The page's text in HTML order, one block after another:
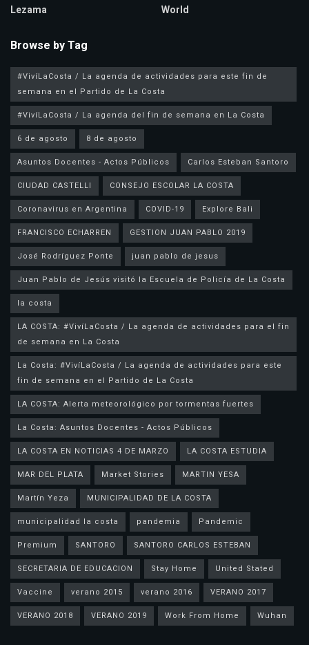
Lezama
World
Browse by Tag
#VivíLaCosta / La agenda de actividades para este fin de
semana en el Partido de La Costa
#VivíLaCosta / La agenda del fin de semana en La Costa
6 de agosto
8 de agosto
Asuntos Docentes - Actos Públicos
Carlos Esteban Santoro
CIUDAD CASTELLI
CONSEJO ESCOLAR LA COSTA
Coronavirus en Argentina
COVID-19
Explore Bali
FRANCISCO ECHARREN
GESTION JUAN PABLO 2019
José Rodríguez Ponte
juan pablo de jesus
la costa
LA COSTA: #VivíLaCosta / La agenda de actividades para el fin
de semana en La Costa
La Costa: #VivíLaCosta / La agenda de actividades para este
fin de semana en el Partido de La Costa
LA COSTA: Alerta meteorológico por tormentas fuertes
La Costa: Asuntos Docentes - Actos Públicos
LA COSTA EN NOTICIAS 4 DE MARZO
LA COSTA ESTUDIA
MAR DEL PLATA
Market Stories
MARTIN YESA
Martín Yeza
MUNICIPALIDAD DE LA COSTA
municipalidad la costa
pandemia
Pandemic
Premium
SANTORO
SANTORO CARLOS ESTEBAN
SECRETARIA DE EDUCACION
Stay Home
United Stated
Vaccine
verano 2015 verano 2016
VERANO 2017
VERANO 2018
VERANO 2019 Work From Home Wuhan